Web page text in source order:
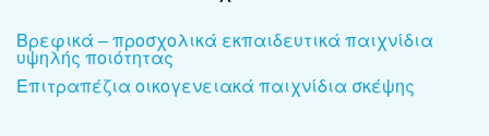
Βρεφικά – προσχολικά εκπαιδευτικά παιχνίδια
υψηλής ποιότητας
Επιτραπέζια οικογενειακά παιχνίδια σκέψης